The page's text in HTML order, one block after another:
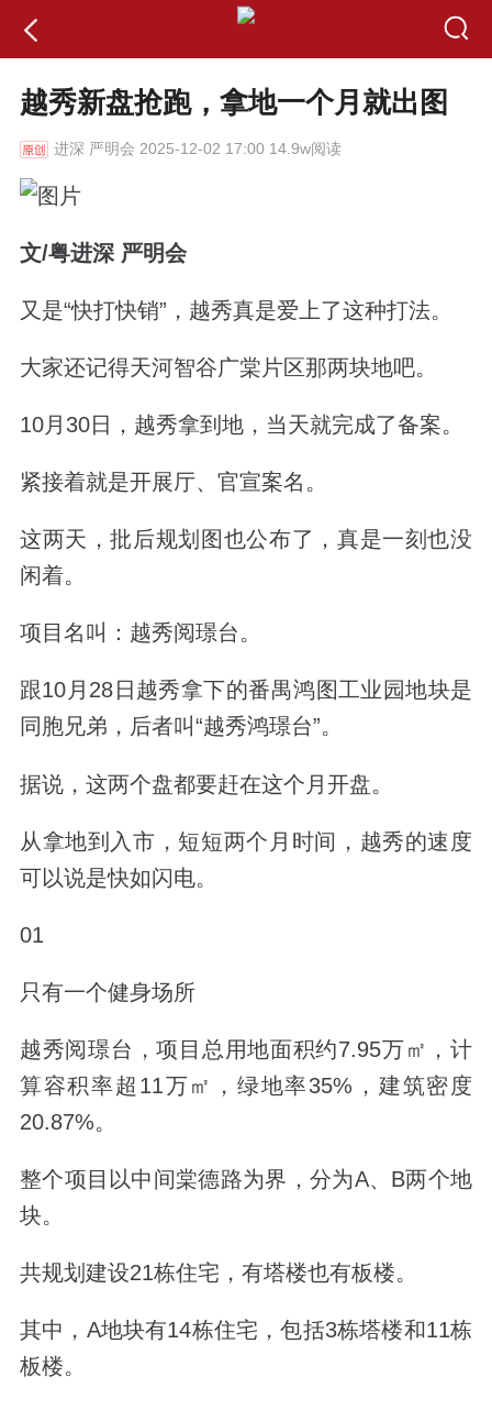
越秀新盘抢跑，拿地一个月就出图
进深 严明会 2025-12-02 17:00 14.9w阅读
文/粤进深 严明会
又是“快打快销”， 越秀真是爱上了这种打法。
大家还记得天河智谷广棠片区那两块地吧。
10月30日，越秀拿到地，当天就完成了备案。
紧接着就是开展厅、官宣案名。
这两天，批后规划图也公布了，真是一刻也没
闲着。
项目名叫： 越秀阅璟台。
跟10月28日越秀拿下的番禺鸿图工业园地块是
同胞兄弟，后者叫“越秀鸿璟台”。
据说，这两个盘都要赶在这个月开盘。
从拿地到入市，短短两个月时间，越秀的速度
可以说是快如闪电。
01
只有一个健身场所
越秀阅璟台，项目总用地面积约7.95万㎡，计
算容积率超11万㎡，绿地率35%，建筑密度
20.87%。
整个项目以中间棠德路为界，分为A、B两个地
块。
共规划建设21栋住宅，有塔楼也有板楼。
其中，A地块有14栋住宅，包括3栋塔楼和11栋
板楼。